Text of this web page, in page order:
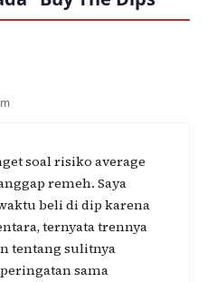
soal risiko average
remeh. Saya
beli di dip karena
ternyata trennya
tentang sulitnya
sama